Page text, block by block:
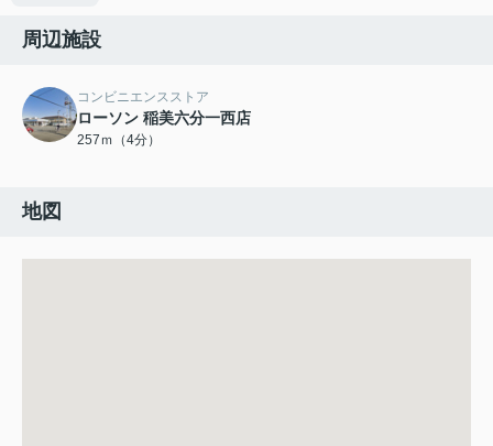
周辺施設
コンビニエンスストア
ローソン 稲美六分一西店
257ｍ（4分）
地図